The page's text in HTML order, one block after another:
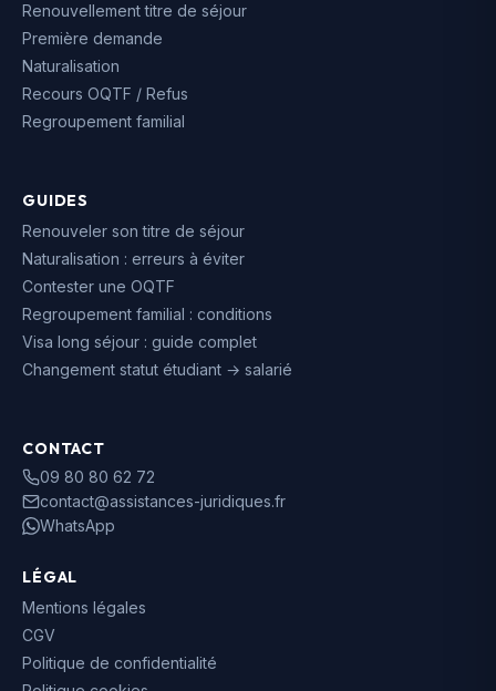
Renouvellement titre de séjour
Première demande
Naturalisation
Recours OQTF / Refus
Regroupement familial
GUIDES
Renouveler son titre de séjour
Naturalisation : erreurs à éviter
Contester une OQTF
Regroupement familial : conditions
Visa long séjour : guide complet
Changement statut étudiant → salarié
CONTACT
09 80 80 62 72
contact@assistances-juridiques.fr
WhatsApp
LÉGAL
Mentions légales
CGV
Politique de confidentialité